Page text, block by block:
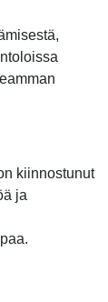
kiinnostunut
ja